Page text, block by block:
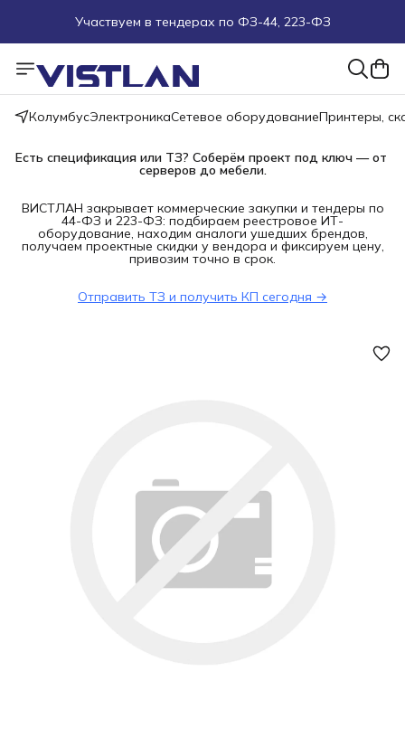
Участвуем в тендерах по ФЗ-44, 223-ФЗ
Поможем подобрать оборудование под ТЗ
Пуско-наладочные работы
Пришлите запрос на e-mail или в чат
КолумбусЭлектроникаСетевое оборудованиеПринтеры,
Есть спецификация или ТЗ? Соберём проект под ключ — от
серверов до мебели.
ВИСТЛАН закрывает коммерческие закупки и тендеры по
44-ФЗ и 223-ФЗ: подбираем реестровое ИТ-
оборудование, находим аналоги ушедших брендов,
получаем проектные скидки у вендора и фиксируем цену,
привозим точно в срок.
Отправить ТЗ и получить КП сегодня →